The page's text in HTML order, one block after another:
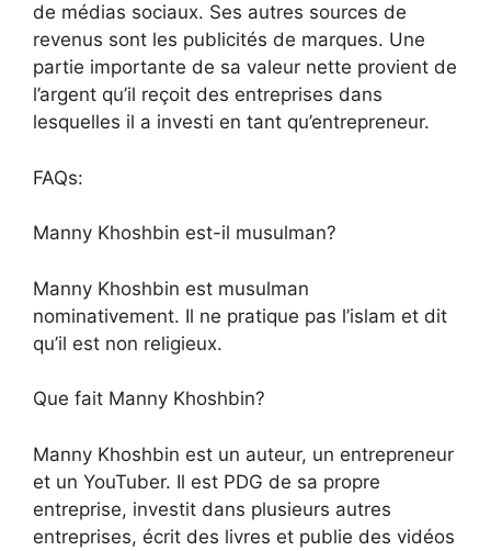
de médias sociaux. Ses autres sources de
revenus sont les publicités de marques. Une
partie importante de sa valeur nette provient de
l’argent qu’il reçoit des entreprises dans
lesquelles il a investi en tant qu’entrepreneur.
FAQs:
Manny Khoshbin est-il musulman?
Manny Khoshbin est musulman
nominativement. Il ne pratique pas l’islam et dit
qu’il est non religieux.
Que fait Manny Khoshbin?
Manny Khoshbin est un auteur, un entrepreneur
et un YouTuber. Il est PDG de sa propre
entreprise, investit dans plusieurs autres
entreprises, écrit des livres et publie des vidéos